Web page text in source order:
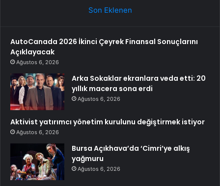
Son Eklenen
AutoCanada 2026 İkinci Çeyrek Finansal Sonuçlarını
Açıklayacak
Ağustos 6, 2026
Arka Sokaklar ekranlara veda etti: 20
yıllık macera sona erdi
Ağustos 6, 2026
Aktivist yatırımcı yönetim kurulunu değiştirmek istiyor
Ağustos 6, 2026
Bursa Açıkhava’da ‘Cimri’ye alkış
yağmuru
Ağustos 6, 2026